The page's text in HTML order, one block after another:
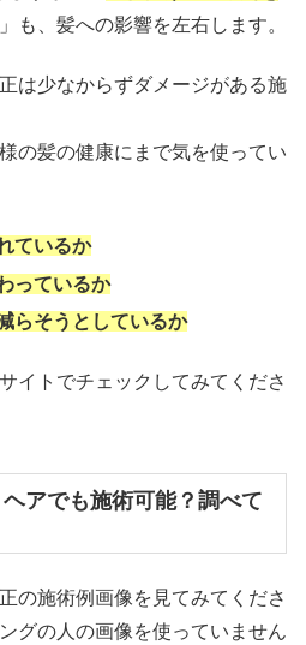
」も、髪への影響を左右します。
は少なからずダメージがある施
の髪の健康にまで気を使ってい
ているか
っているか
らそうとしているか
イトでチェックしてみてくださ
アでも施術可能？調べて
の施術例画像を見てみてくださ
グの人の画像を使っていません